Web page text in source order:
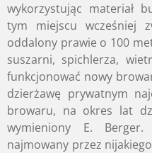
wykorzystując materiał
tym miejscu wcześniej
oddalony prawie o 100
suszarni, spichlerza,
funkcjonować nowy
dzierżawę prywatnym
browaru, na okres lat
wymieniony E.
najmowany przez